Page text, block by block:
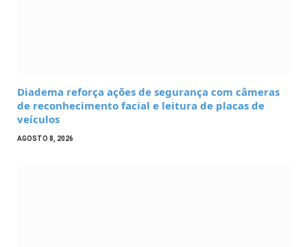
Diadema reforça ações de segurança com câmeras
de reconhecimento facial e leitura de placas de
veículos
AGOSTO 8, 2026